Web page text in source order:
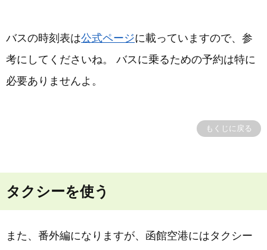
バスの時刻表は公式ページに載っていますので、参
考にしてくださいね。 バスに乗るための予約は特に
必要ありませんよ。
もくじに戻る
タクシーを使う
また、番外編になりますが、函館空港にはタクシー